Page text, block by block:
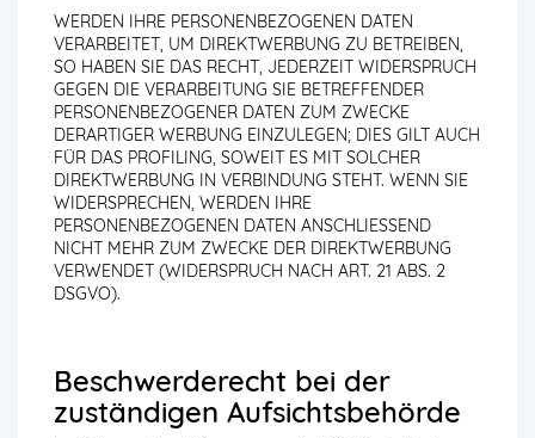
WERDEN IHRE PERSONENBEZOGENEN DATEN
VERARBEITET, UM DIREKTWERBUNG ZU BETREIBEN,
SO HABEN SIE DAS RECHT, JEDERZEIT WIDERSPRUCH
GEGEN DIE VERARBEITUNG SIE BETREFFENDER
PERSONENBEZOGENER DATEN ZUM ZWECKE
DERARTIGER WERBUNG EINZULEGEN; DIES GILT AUCH
FÜR DAS PROFILING, SOWEIT ES MIT SOLCHER
DIREKTWERBUNG IN VERBINDUNG STEHT. WENN SIE
WIDERSPRECHEN, WERDEN IHRE
PERSONENBEZOGENEN DATEN ANSCHLIESSEND
NICHT MEHR ZUM ZWECKE DER DIREKTWERBUNG
VERWENDET (WIDERSPRUCH NACH ART. 21 ABS. 2
DSGVO).
Beschwerde­recht bei der
zuständigen Aufsichts­behörde